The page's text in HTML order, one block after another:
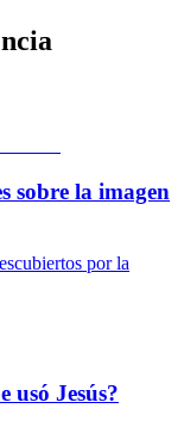
sobre la imagen
por la
usó Jesús?